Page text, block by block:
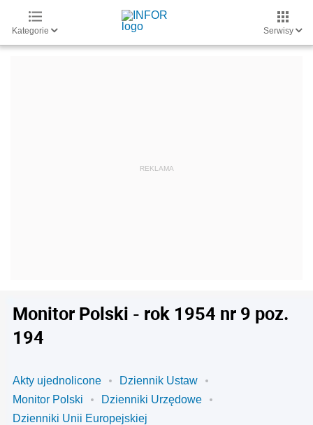
Kategorie Serwisy
Monitor Polski - rok 1954 nr 9 poz.
194
Akty ujednolicone
Dziennik Ustaw
Monitor Polski
Dzienniki Urzędowe
Dzienniki Unii Europejskiej